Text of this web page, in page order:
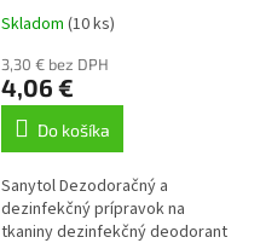
ml
Skladom (10 ks)
3,30 € bez DPH
4,06 €
Do košíka
Sanytol Dezodoračný a
dezinfekčný prípravok na
tkaniny dezinfekčný deodorant